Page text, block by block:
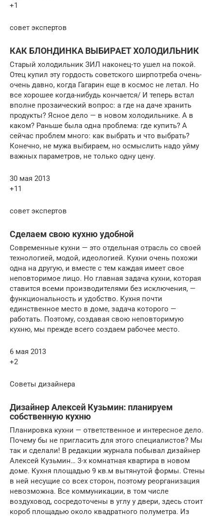
+1
совет экспертов
КАК БЛОНДИНКА ВЫБИРАЕТ ХОЛОДИЛЬНИК
Старый холодильник ЗИЛ наконец-то ушел на покой.
Отец купил эту гордость советского ширпотреба очень-
очень давно, когда Гагарин еще в космос не летал. Но
все хорошее когда-нибудь кончается/ И теперь встал
вполне прозаический вопрос: а где на даче хранить
продукты? Ясное дело — в новом холодильнике. А в
каком? Раньше была одна проблема: где купить? А
сейчас проблем много: как выбрать и что выбрать?
Конечно, не мужа выбираем, но осмыслить надо уйму
важных параметров, не только одну цену.
30 мая 2013
+11
совет экспертов
Сделаем свою кухню удобной
Современные кухни — это отдельная отрасль со своей
технологией, модой, идеологией. Кухни очень похожи
одна на другую, и вместе с тем каждая имеет свое
неповторимое лицо. Но главная задача кухни, которая
ставится всеми производителями без исключения, —
функциональность и удобство. Кухня почти
единственное место в доме, задача которого —
работать. Поэтому, создавая свою неповторимую
кухню, мы прежде всего создаем рабочее место.
6 мая 2013
+2
Советы дизайнера
Дизайнер Алексей Кузьмин: планируем
собственную кухню
Планировка кухни — ответственное и интересное дело.
Почему бы не пригласить для этого специалистов? Мы
так и сделали! В редакции журнала побывал дизайнер
Алексей Кузьмин… 3-х комнатная квартира в новом
доме. Кухня площадью 9 кв.м вытянутой формы. Стены
в ней несущие со всех сторон, поэтому реорганизация
невозможна. Все коммуникации, в том числе
воздуховод, сосредоточены в углу у двери, здесь стоит
короб площадью около квадратного полуметра. Из